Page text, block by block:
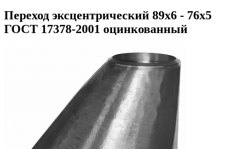
Переход эксцентрический 89х6 - 76х5
ГОСТ 17378-2001 оцинкованный